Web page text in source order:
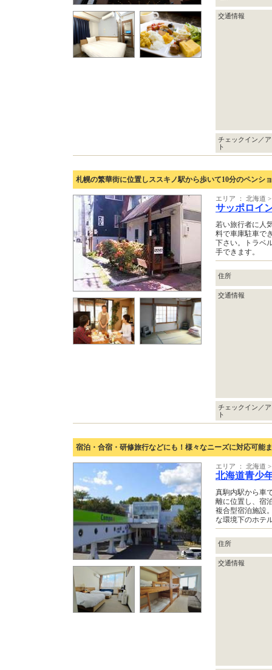
交通情報
チェックイン／
ト
札幌の繁華街に位置しススキノ駅から歩いて10分のペンシ
エリア ： 北海道
サッポロイ
若い旅行者に人
料で車庫駐車で
下さい。トラベ
手できます。
住所
交通情報
チェックイン／
ト
宿泊・合宿・研修旅行などにも！様々なニーズに対応可能
エリア ： 北海道
北海道青少
真駒内駅から車
離に位置し、宿
複合型宿泊施設
な環境下のホテ
住所
交通情報